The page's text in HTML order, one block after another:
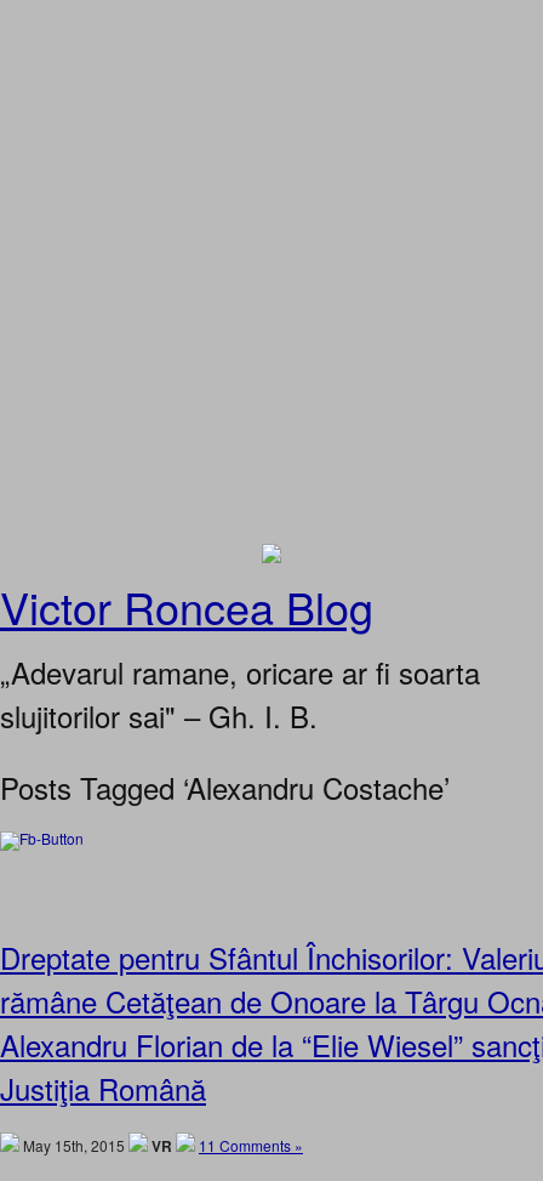
Victor Roncea Blog
„Adevarul ramane, oricare ar fi soarta
slujitorilor sai" – Gh. I. B.
Posts Tagged ‘Alexandru Costache’
Dreptate pentru Sfântul Închisorilor:
rămâne Cetăţean de Onoare la Târgu
Alexandru Florian de la “Elie Wiesel”
Justiţia Română
May 15th, 2015 VR 11 Comments »